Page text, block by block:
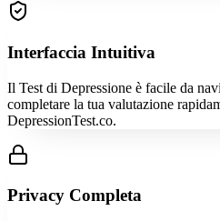
Interfaccia Intuitiva
Il Test di Depressione è facile da
completare la tua valutazione
DepressionTest.co.
Privacy Completa